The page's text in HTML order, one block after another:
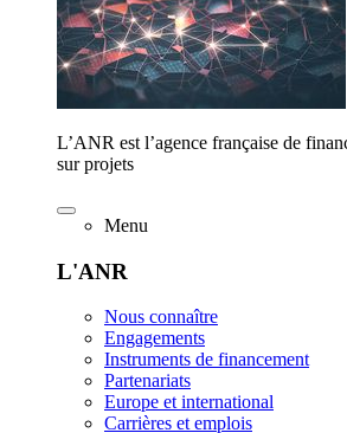
L’ANR est l’agence française de
sur projets
Menu
L'ANR
Nous connaître
Engagements
Instruments de financement
Partenariats
Europe et international
Carrières et emplois